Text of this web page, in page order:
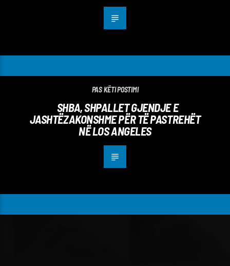
PAS KËTI POSTIMI
SHBA, SHPALLET GJENDJE E
JASHTËZAKONSHME PËR TË PASTREHËT
NË LOS ANGELES